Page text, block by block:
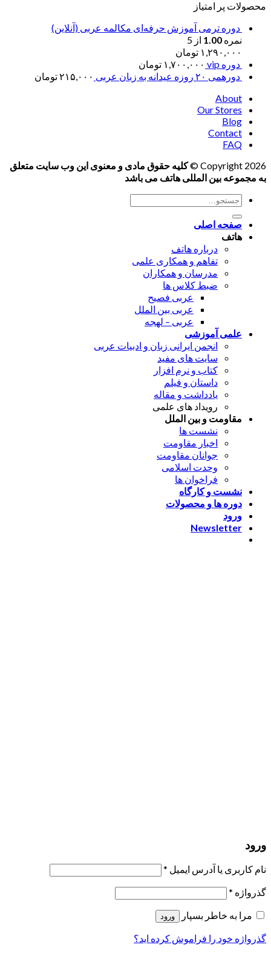
محصولات پر امتیاز
دوره ترمی آموزش حرفه‌ای مکالمه عربی (آنلاین)
نمره 1.00 از 5
۱,۲۹۰,۰۰۰ تومان
دوره vip
۱,۷۰۰,۰۰۰ تومان
دورهمی ۲۰ روزه عیدانه به زبان عربی
۲۱۵,۰۰۰تومان
About
Our Stores
Blog
Contact
FAQ
Copyright 2026 ©
کلیه حقوق مادی و معنوی این وب سایت متعلق
به مجموعه بین المللی هاتف می باشد
جستجو
برای:
صفحه اصلی
هاتف
درباره هاتف
تفاهم و همکاری علمی
مدرسان و همکاران
ضبط کلاس ها
عربی فصیح
عربی بین الملل
عربی – لهجه
علمی آموزشی
انجمن ایرانی زبان و ادبیات عربی
سایت های مفید
کتاب و نرم افزار
داستان و فیلم
یادداشت و مقاله
رویداد های علمی
مقاومت و بین الملل
نشست ها
اخبار مقاومت
جوانان مقاومت
وحدت اسلامی
فراخوان ها
نشست و کارگاه
دوره ها و محصولات
ورود
Newsletter
ورود
نام کاربری یا آدرس ایمیل *
گذرواژه *
مرا به خاطر بسپار
ورود
گذرواژه خود را فراموش کرده اید؟